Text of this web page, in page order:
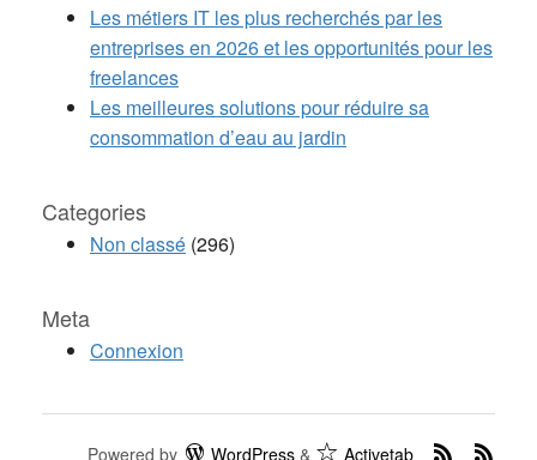
Les métiers IT les plus recherchés par les
entreprises en 2026 et les opportunités pour les
freelances
Les meilleures solutions pour réduire sa
consommation d’eau au jardin
Categories
Non classé (296)
Meta
Connexion
Powered by WordPress & Activetab